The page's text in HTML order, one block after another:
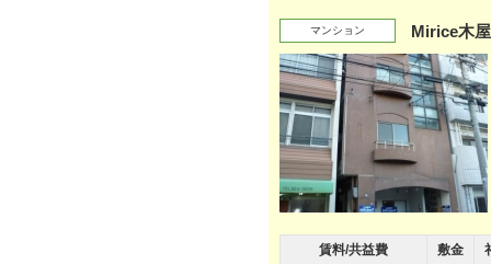
マンション Mirice木
賃料/共益費 敷金